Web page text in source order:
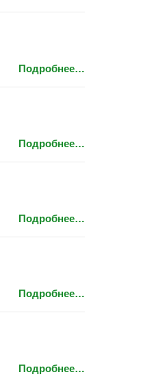
Подробнее…
Подробнее…
Подробнее…
Подробнее…
Подробнее…